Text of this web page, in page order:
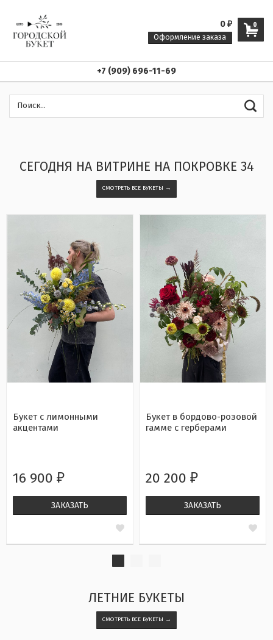
0
0 ₽
Оформление заказа
+7 (909) 696-11-69
СЕГОДНЯ НА ВИТРИНЕ НА ПОКРОВКЕ 34
СМОТРЕТЬ ВСЕ БУКЕТЫ →
Букет с лимонными
акцентами
16 900 ₽
ЗАКАЗАТЬ
Букет в бордово-розовой
гамме с герберами
20 200 ₽
ЗАКАЗАТЬ
ЛЕТНИЕ БУКЕТЫ
СМОТРЕТЬ ВСЕ БУКЕТЫ →